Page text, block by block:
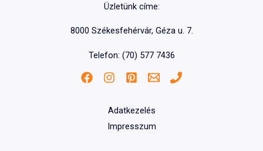
Üzletünk címe:
8000 Székesfehérvár, Géza u. 7.
Telefon: (70) 577 7436
Adatkezelés
Impresszum